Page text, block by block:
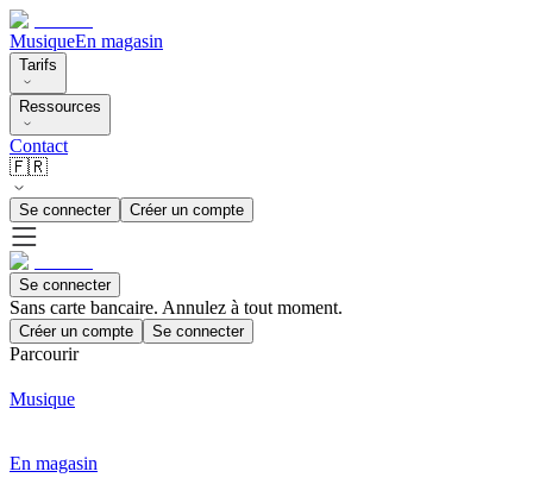
MusiqueEn magasin
Tarifs
Ressources
Contact
🇫🇷
Se connecter Créer un compte
Se connecter
Sans carte bancaire. Annulez à tout moment.
Créer un compte Se connecter
Parcourir
Musique
En magasin